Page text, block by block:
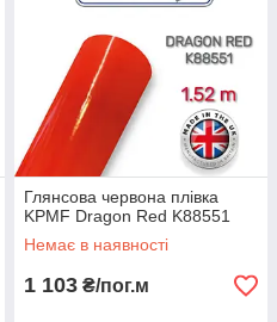
Глянсова червона плівка
KPMF Dragon Red K88551
Немає в наявності
1 103 ₴/пог.м